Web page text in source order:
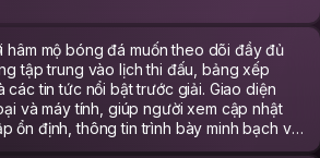
mộ bóng đá muốn theo dõi đầy đủ
tập trung vào lịch thi đấu, bảng xếp
tin tức nổi bật trước giải. Giao diện
và máy tính, giúp người xem cập nhật
ổn định, thông tin trình bày minh bạch và
tiện mỗi ngày.